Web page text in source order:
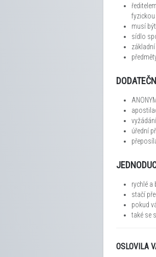
musí
sídlo
úřední
rychlé a
stačí
pokud
také se
OSLOVILA